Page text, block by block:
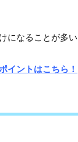
になることが多い
イントはこちら！